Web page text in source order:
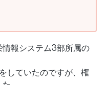
報システム3部所属の
していたのですが、権